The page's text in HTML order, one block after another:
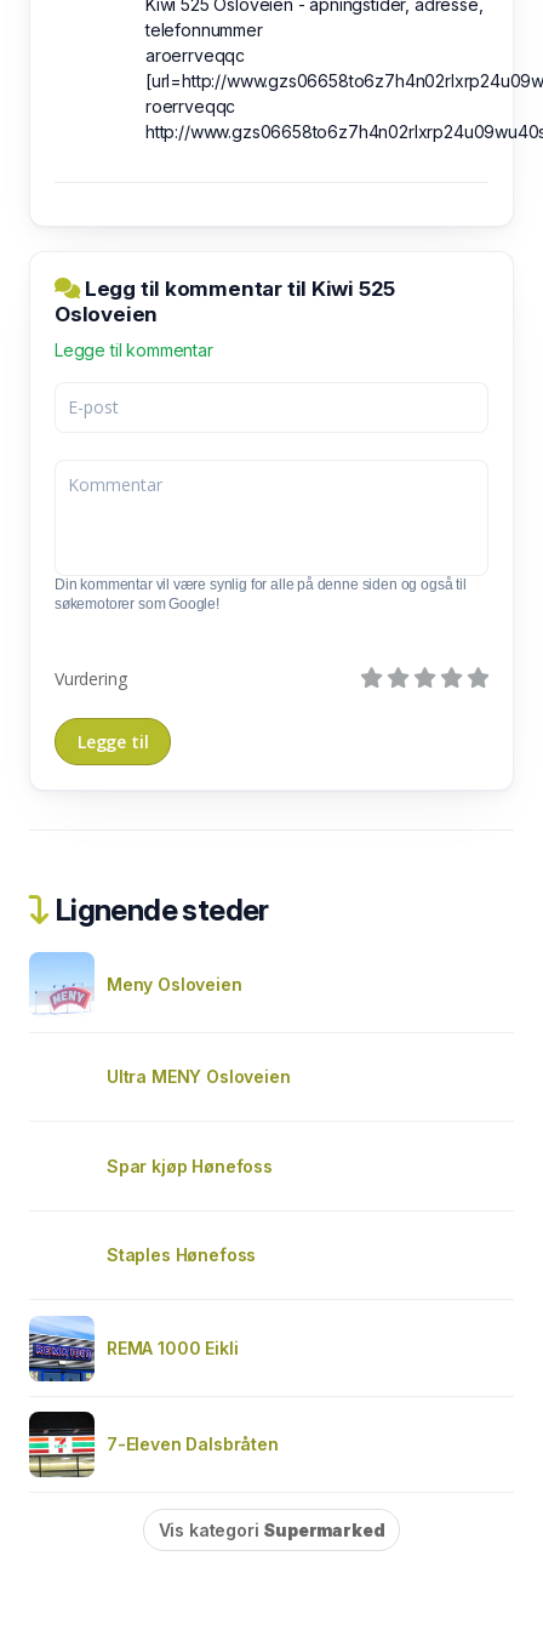
telefonnummer
aroerrveqqc
[url=http://
roerrveqqc
http://
Legg til kommentar til Kiwi 525
Osloveien
Legge til kommentar
Din kommentar vil være synlig for alle på denne siden og også til
søkemotorer som Google!
Vurdering
Lignende steder
Meny Osloveien
Ultra MENY Osloveien
Spar kjøp Hønefoss
Staples Hønefoss
REMA 1000 Eikli
7-Eleven Dalsbråten
Vis kategori Supermarked